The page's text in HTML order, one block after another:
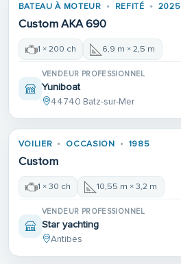
REFIT
BATEAU À MOTEUR REFITÉ 2025
Custom AKA 690
1 × 200 ch 6,9 m × 2,5 m
VENDEUR PROFESSIONNEL
Yuniboat
44740 Batz-sur-Mer
VOILIER OCCASION 1985
Custom
1 × 30 ch 10,55 m × 3,2 m
VENDEUR PROFESSIONNEL
Star yachting
Antibes